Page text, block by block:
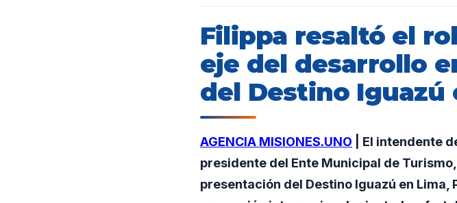
Filippa resaltó el
eje del desarrollo
del Destino Iguazú
AGENCIA MISIONES.UNO | El intendente
presidente del Ente Municipal de
presentación del Destino Iguazú en Lima,